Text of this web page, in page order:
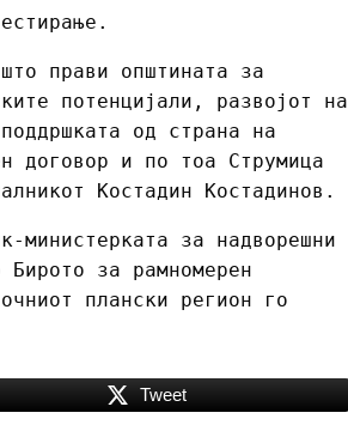
прави општината за
потенцијали, развојот на
од страна на
договор и по тоа Струмица
Костадин Костадинов.
министерката за надворешни
за рамномерен
плански регион го
Tweet